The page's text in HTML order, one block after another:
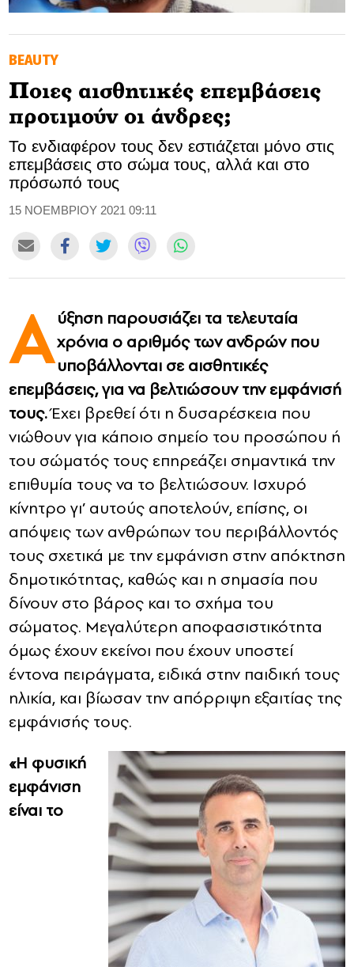
SOOZIE’S FRIENDS
CULTURE
TASTELAND
TECH
HEALTH
MEDIALAND
DRIVE
SPORTS
DIA Y NOCHE
CONTACT
ADVERTISE
BEAUTY
Ποιες αισθητικές επεμβάσεις
προτιμούν οι άνδρες;
Το ενδιαφέρον τους δεν εστιάζεται μόνο στις
επεμβάσεις στο σώμα τους, αλλά και στο
πρόσωπό τους
15 ΝΟΕΜΒΡΙΟΥ 2021 09:11
Α ύξηση παρουσιάζει τα τελευταία
χρόνια ο αριθμός των ανδρών που
υποβάλλονται σε αισθητικές
επεμβάσεις, για να βελτιώσουν την εμφάνισή
τους.Έχει βρεθεί ότι η δυσαρέσκεια που
νιώθουν για κάποιο σημείο του προσώπου ή
του σώματός τους επηρεάζει σημαντικά την
επιθυμία τους να το βελτιώσουν. Ισχυρό
κίνητρο γι’ αυτούς αποτελούν, επίσης, οι
απόψεις των ανθρώπων του περιβάλλοντός
τους σχετικά με την εμφάνιση στην απόκτηση
δημοτικότητας, καθώς και η σημασία που
δίνουν στο βάρος και το σχήμα του
σώματος. Μεγαλύτερη αποφασιστικότητα
όμως έχουν εκείνοι που έχουν υποστεί
έντονα πειράγματα, ειδικά στην παιδική τους
ηλικία, και βίωσαν την απόρριψη εξαιτίας της
εμφάνισής τους.
«Η φυσική
εμφάνιση
είναι το